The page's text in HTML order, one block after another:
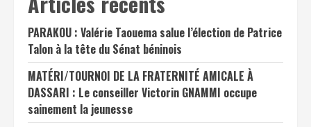
PARAKOU : Valérie Taouema salue l’élection de Patrice
Talon à la tête du Sénat béninois
MATÉRI/TOURNOI DE LA FRATERNITÉ AMICALE À
DASSARI : Le conseiller Victorin GNAMMI occupe
sainement la jeunesse